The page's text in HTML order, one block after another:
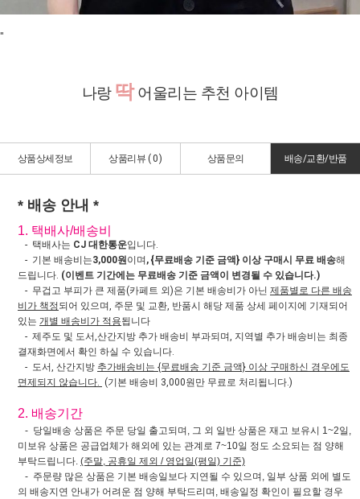
"
나랑 딱어울리는 추천 아이템
상품상세정보 상품리뷰 ( 0) 상품문의 배송/교환/반품
* 배송 안내 *
1. 택배사/배송비
- 택배사는 CJ 대한통운입니다.
- 기본 배송비는3,000원이며 , {무료배송 기준 금액} 이상 구매시 무료 배송해
드립니다. (이벤트 기간에는 무료배송 기준 금액이 변경될 수 있습니다.)
- 무겁고 부피가 큰 제품(카페트 외)은 기본 배송비가 아닌 제품별로 다른 배송
비가 책정되어 있으며, 주문 및 교환, 반품시 해당 제품 상세 페이지에 기재되어
있는 개별 배송비가 적용됩니다
- 제주도 및 도서,산간지방 추가 배송비 부과되며, 지역별 추가 배송비는 최종
결재화면에서 확인 하실 수 있습니다.
- 도서, 산간지방 추가배송비는 {무료배송 기준 금액} 이상 구매하신 경우에도
면제되지 않습니다. (기본 배송비 3,000원만 무료로 처리됩니다.)
2. 배송기간
- 당일배송 상품은 주문 당일 출고되며, 그 외 일반 상품은 재고 보유시 1~2일,
미보유 상품은 공급업체가 해외에 있는 관계로 7~10일 정도 소요되는 점 양해
부탁드립니다. (주말, 공휴일 제외 / 영업일(평일) 기준)
- 주문량 많은 상품은 기본 배송일보다 지연될 수 있으며, 일부 상품 외에 별도
의 배송지연 안내가 어려운 점 양해 부탁드리며, 배송일정 확인이 필요할 경우